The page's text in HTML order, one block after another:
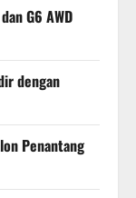
G6 AWD
dengan
Penantang